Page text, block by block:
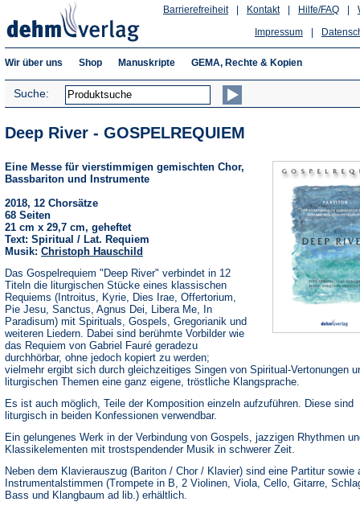
Hilfe/FAQ
Kontakt
Barrierefreiheit
Impressum
Wir über uns Shop Manuskripte GEMA, Rechte & Kopien
Suche:
Deep River - GOSPELREQUIEM
Eine Messe für vierstimmigen gemischten Chor,
Bassbariton und Instrumente
2018, 12 Chorsätze
68 Seiten
21 cm x 29,7 cm, geheftet
Text: Spiritual / Lat. Requiem
Musik: Christoph Hauschild
Das Gospelrequiem "Deep River" verbindet in 12
Titeln die liturgischen Stücke eines klassischen
Requiems (Introitus, Kyrie, Dies Irae, Offertorium,
Pie Jesu, Sanctus, Agnus Dei, Libera Me, In
Paradisum) mit Spirituals, Gospels, Gregorianik und
weiteren Liedern. Dabei sind berühmte Vorbilder wie
das Requiem von Gabriel Fauré geradezu
durchhörbar, ohne jedoch kopiert zu werden;
vielmehr ergibt sich durch gleichzeitiges Singen von Spiritual-Vertonungen
liturgischen Themen eine ganz eigene, tröstliche Klangsprache.
Es ist auch möglich, Teile der Komposition einzeln aufzuführen. Diese sind
liturgisch in beiden Konfessionen verwendbar.
Ein gelungenes Werk in der Verbindung von Gospels, jazzigen Rhythmen
Klassikelementen mit trostspendender Musik in schwerer Zeit.
Neben dem Klavierauszug (Bariton / Chor / Klavier) sind eine Partitur sowie
Instrumentalstimmen (Trompete in B, 2 Violinen, Viola, Cello, Gitarre,
Bass und Klangbaum ad lib.) erhältlich.